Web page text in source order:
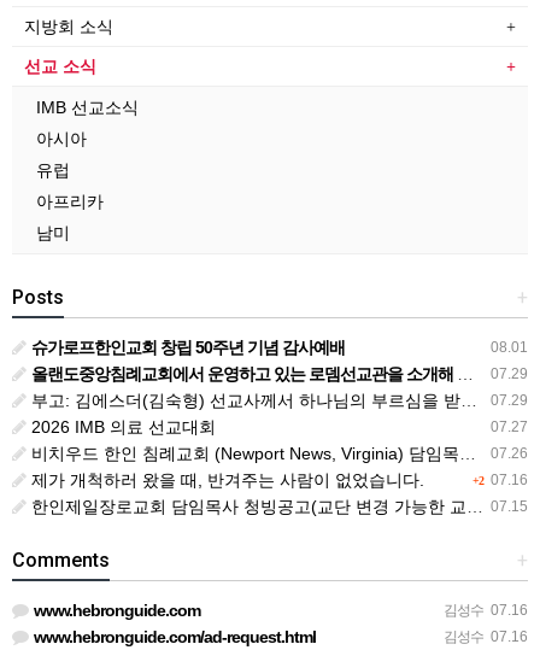
지방회 소식
선교 소식
IMB 선교소식
아시아
유럽
아프리카
남미
+
Posts
08.01
슈가로프한인교회 창립 50주년 기념 감사예배
07.29
올랜도중앙침례교회에서 운영하고 있는 로뎀선교관을 소개해 드립니다
07.29
부고: 김에스더(김숙형) 선교사께서 하나님의 부르심을 받았습니다.
07.27
2026 IMB 의료 선교대회
07.26
비치우드 한인 침례교회 (Newport News, Virginia) 담임목사 청빙
+2 07.16
제가 개척하러 왔을 때, 반겨주는 사람이 없었습니다.
07.15
한인제일장로교회 담임목사 청빙공고(교단 변경 가능한 교회)
+
Comments
김성수 07.16
www.hebronguide.com
김성수 07.16
www.hebronguide.com/ad-request.html